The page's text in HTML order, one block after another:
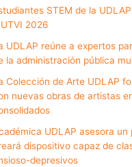
STEM de la
2026
UDLAP reúne a expertos
la administración pública
Colección de Arte UDLAP
nuevas obras de artistas
UDLAP asesora
dispositivo capaz de
depresivos